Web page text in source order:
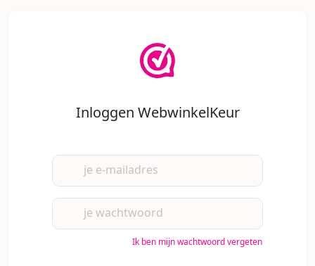
Inloggen WebwinkelKeur
je e-mailadres
je wachtwoord
Ik ben mijn wachtwoord vergeten